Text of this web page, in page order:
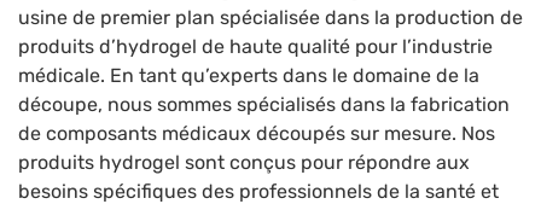
usine de premier plan spécialisée dans la production de
produits d’hydrogel de haute qualité pour l’industrie
médicale. En tant qu’experts dans le domaine de la
découpe, nous sommes spécialisés dans la fabrication
de composants médicaux découpés sur mesure. Nos
produits hydrogel sont conçus pour répondre aux
besoins spécifiques des professionnels de la santé et